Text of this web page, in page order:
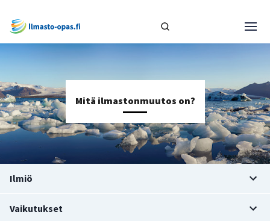
Mitä ilmastonmuutos on?
Ilmiö
Vaikutukset